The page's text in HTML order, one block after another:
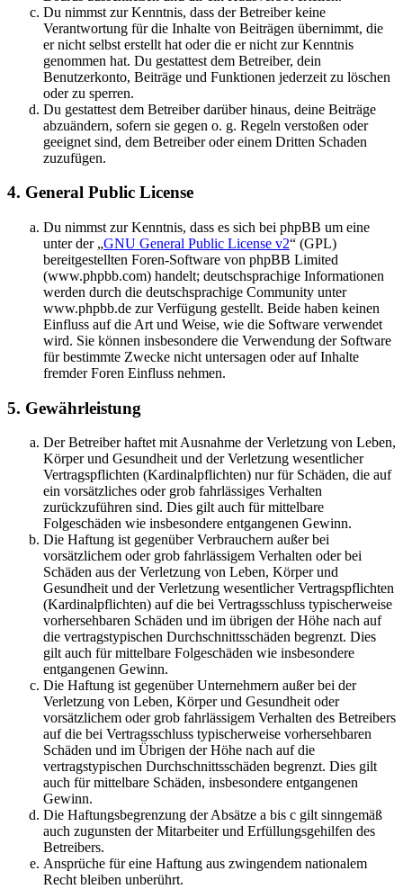
Du nimmst zur Kenntnis, dass der Betreiber keine
Verantwortung für die Inhalte von Beiträgen übernimmt, die
er nicht selbst erstellt hat oder die er nicht zur Kenntnis
genommen hat. Du gestattest dem Betreiber, dein
Benutzerkonto, Beiträge und Funktionen jederzeit zu löschen
oder zu sperren.
Du gestattest dem Betreiber darüber hinaus, deine Beiträge
abzuändern, sofern sie gegen o. g. Regeln verstoßen oder
geeignet sind, dem Betreiber oder einem Dritten Schaden
zuzufügen.
4. General Public License
Du nimmst zur Kenntnis, dass es sich bei phpBB um eine
unter der „GNU General Public License v2“ (GPL)
bereitgestellten Foren-Software von phpBB Limited
(www.phpbb.com) handelt; deutschsprachige Informationen
werden durch die deutschsprachige Community unter
www.phpbb.de zur Verfügung gestellt. Beide haben keinen
Einfluss auf die Art und Weise, wie die Software verwendet
wird. Sie können insbesondere die Verwendung der Software
für bestimmte Zwecke nicht untersagen oder auf Inhalte
fremder Foren Einfluss nehmen.
5. Gewährleistung
Der Betreiber haftet mit Ausnahme der Verletzung von Leben,
Körper und Gesundheit und der Verletzung wesentlicher
Vertragspflichten (Kardinalpflichten) nur für Schäden, die auf
ein vorsätzliches oder grob fahrlässiges Verhalten
zurückzuführen sind. Dies gilt auch für mittelbare
Folgeschäden wie insbesondere entgangenen Gewinn.
Die Haftung ist gegenüber Verbrauchern außer bei
vorsätzlichem oder grob fahrlässigem Verhalten oder bei
Schäden aus der Verletzung von Leben, Körper und
Gesundheit und der Verletzung wesentlicher Vertragspflichten
(Kardinalpflichten) auf die bei Vertragsschluss typischerweise
vorhersehbaren Schäden und im übrigen der Höhe nach auf
die vertragstypischen Durchschnittsschäden begrenzt. Dies
gilt auch für mittelbare Folgeschäden wie insbesondere
entgangenen Gewinn.
Die Haftung ist gegenüber Unternehmern außer bei der
Verletzung von Leben, Körper und Gesundheit oder
vorsätzlichem oder grob fahrlässigem Verhalten des Betreibers
auf die bei Vertragsschluss typischerweise vorhersehbaren
Schäden und im Übrigen der Höhe nach auf die
vertragstypischen Durchschnittsschäden begrenzt. Dies gilt
auch für mittelbare Schäden, insbesondere entgangenen
Gewinn.
Die Haftungsbegrenzung der Absätze a bis c gilt sinngemäß
auch zugunsten der Mitarbeiter und Erfüllungsgehilfen des
Betreibers.
Ansprüche für eine Haftung aus zwingendem nationalem
Recht bleiben unberührt.